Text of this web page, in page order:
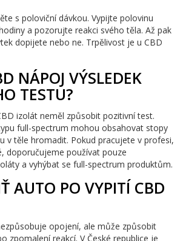
s poloviční dávkou. Vypijte polovinu
a pozorujte reakci svého těla. Až pak
dopijete nebo ne. Trpělivost je u CBD
NÁPOJ VÝSLEDEK
TESTU?
izolát neměl způsobit pozitivní test.
full-spectrum mohou obsahovat stopy
v těle hromadit. Pokud pracujete v profesi,
doporučujeme používat pouze
a vyhýbat se full-spectrum produktům.
AUTO PO VYPITÍ CBD
opojení, ale může způsobit
zpomalení reakcí. V České republice je